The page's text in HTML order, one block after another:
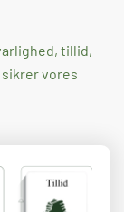
tillid,
vores